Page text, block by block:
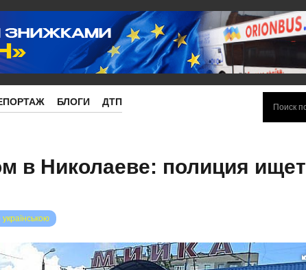
БЛОГИ ДТП
в Николаеве: полиция ищет
українською